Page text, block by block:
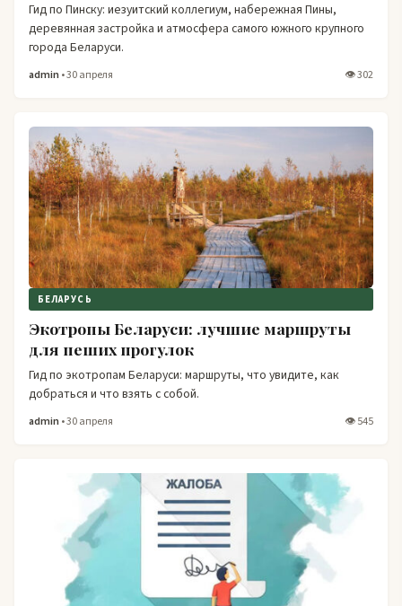
Гид по Пинску: иезуитский коллегиум, набережная Пины,
деревянная застройка и атмосфера самого южного крупного
города Беларуси.
admin • 30 апреля 👁 302
БЕЛАРУСЬ
Экотропы Беларуси: лучшие маршруты
для пеших прогулок
Гид по экотропам Беларуси: маршруты, что увидите, как
добраться и что взять с собой.
admin • 30 апреля 👁 545